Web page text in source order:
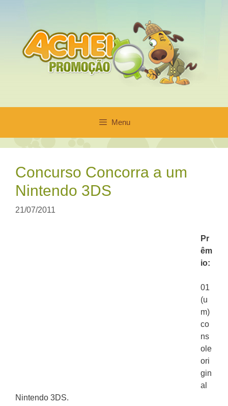
conteúdo
Menu
Concurso Concorra a um
Nintendo 3DS
21/07/2011
Pr
êm
io:
01
(u
m)
co
ns
ole
ori
gin
al
Nintendo 3DS.